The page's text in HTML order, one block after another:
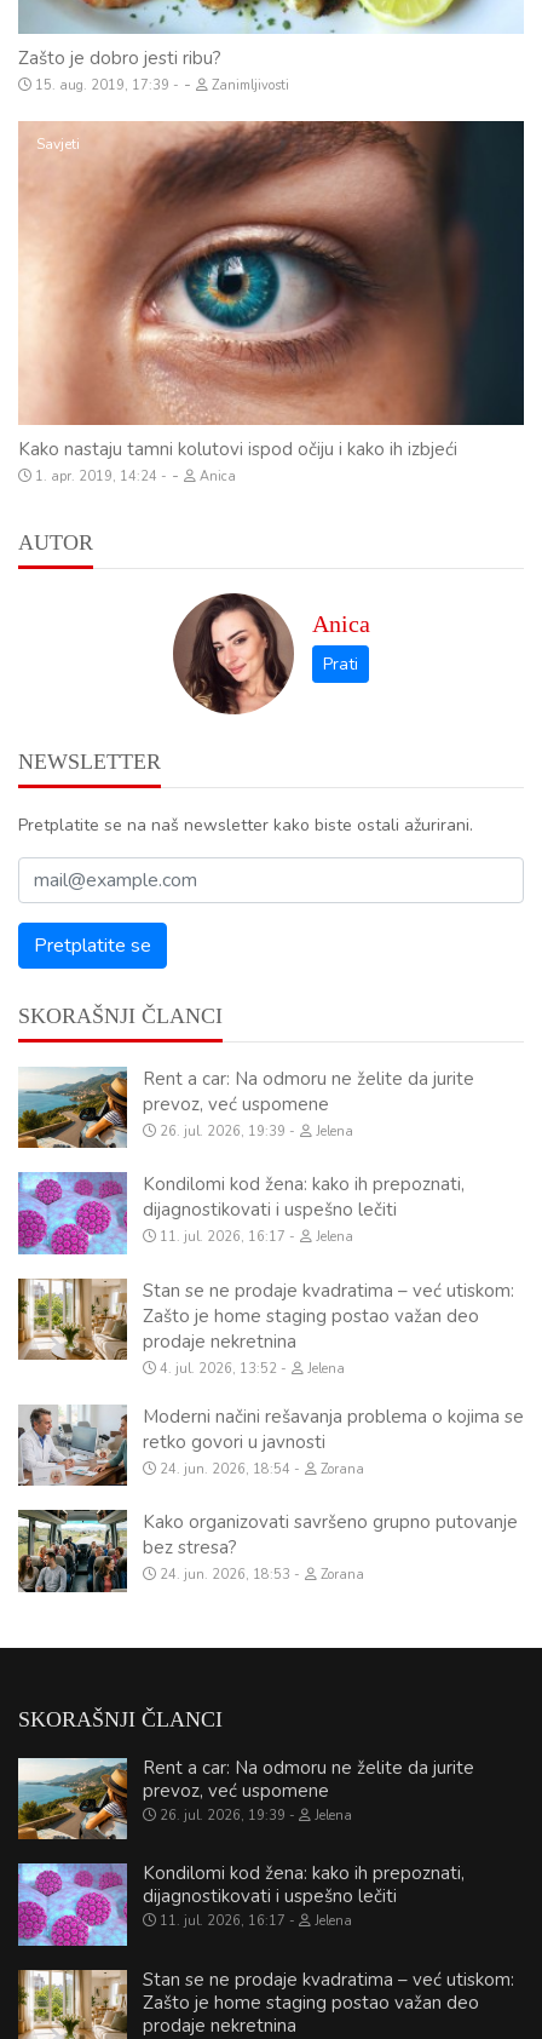
Zašto je dobro jesti ribu?
15. aug. 2019, 17:39 - Zanimljivosti
Savjeti
Kako nastaju tamni kolutovi ispod očiju i kako ih izbjeći
1. apr. 2019, 14:24 - Anica
AUTOR
Anica
NEWSLETTER
Pretplatite se na naš newsletter kako biste ostali ažurirani.
SKORAŠNJI ČLANCI
Rent a car: Na odmoru ne želite da jurite
prevoz, već uspomene
26. jul. 2026, 19:39 Jelena
Kondilomi kod žena: kako ih prepoznati,
dijagnostikovati i uspešno lečiti
11. jul. 2026, 16:17 Jelena
Stan se ne prodaje kvadratima – već utiskom:
Zašto je home staging postao važan deo
prodaje nekretnina
4. jul. 2026, 13:52 Jelena
Moderni načini rešavanja problema o kojima se
retko govori u javnosti
24. jun. 2026, 18:54 Zorana
Kako organizovati savršeno grupno putovanje
bez stresa?
24. jun. 2026, 18:53 Zorana
SKORAŠNJI ČLANCI
Rent a car: Na odmoru ne želite da jurite
prevoz, već uspomene
26. jul. 2026, 19:39 Jelena
Kondilomi kod žena: kako ih prepoznati,
dijagnostikovati i uspešno lečiti
11. jul. 2026, 16:17 Jelena
Stan se ne prodaje kvadratima – već utiskom:
Zašto je home staging postao važan deo
prodaje nekretnina